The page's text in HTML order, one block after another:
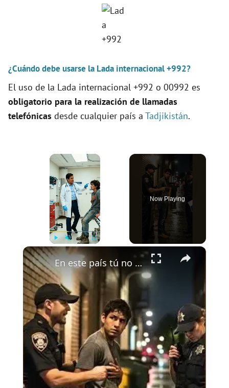
¿Cuándo debe usarse la Lada internacional +992?
El uso de la Lada internacional +992 o 00992 es
obligatorio para la realización de llamadas
telefónicas desde cualquier país a Tadjikistán.
×
Unmute
Now Playing
×
En este país tú no tienes oportunidad sal de esta sala inmediato